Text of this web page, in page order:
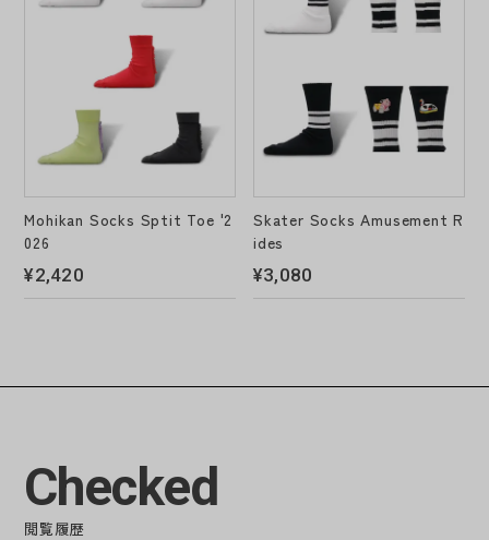
Mohikan Socks Sptit Toe '2
026
¥2,420
Skater Socks Amusement R
ides
¥3,080
Checked
閲覧履歴